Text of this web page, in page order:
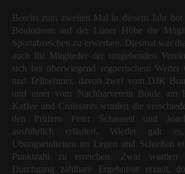
Bereits zum zweiten Mal in diesem Jahr
Boulodrom auf der Lüner Höhe die
Sportabzeichen zu erwerben. Diesmal war
auch für Mitglieder der umgebenden
sich bei überwiegend regnerischem Wetter
und Teilnehmer, davon zwei vom DJK
und einer vom Nachbarverein Boule am
Kaffee und Croissants wurden die
den Prüfern Peter Schauseil und
ausführlich erläutert. Wieder galt
Übungseinheiten im Legen und Schießen
Punktzahl zu erreichen. Zwar wurden
Durchgang zählbare Ergebnisse erzielt,